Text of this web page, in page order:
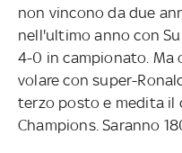
non vincono da due
nell'ultimo anno con
4-0 in campionato. Ma
volare con super-
terzo posto e medita il
Champions. Saranno